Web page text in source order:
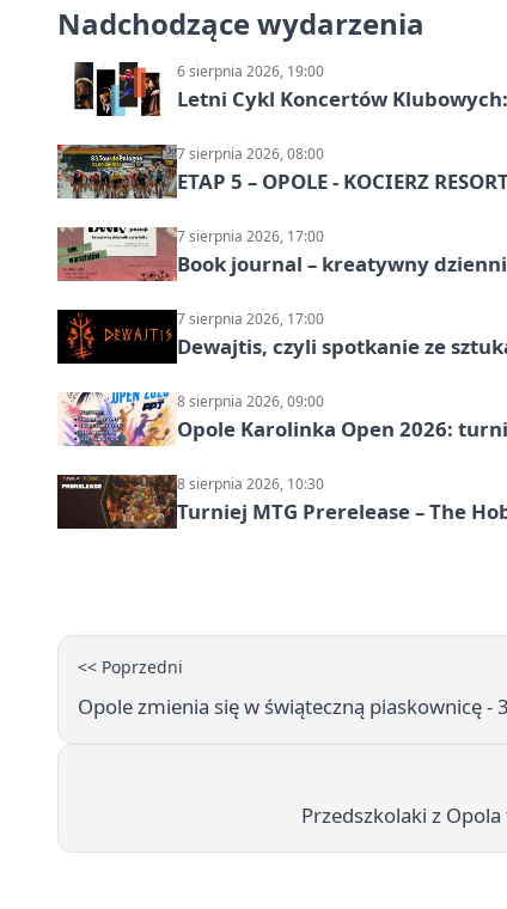
Nadchodzące wydarzenia
6 sierpnia 2026, 19:00
Letni Cykl Koncertów
7 sierpnia 2026, 08:00
ETAP 5 – OPOLE - KOCIERZ
7 sierpnia 2026, 17:00
Book journal – kreatywny
7 sierpnia 2026, 17:00
Dewajtis, czyli spotkanie ze
8 sierpnia 2026, 09:00
Opole Karolinka Open 2026:
8 sierpnia 2026, 10:30
Turniej MTG Prerelease – The
<< Poprzedni
Opole zmienia się w świąteczną piaskownicę -
Przedszkolaki z